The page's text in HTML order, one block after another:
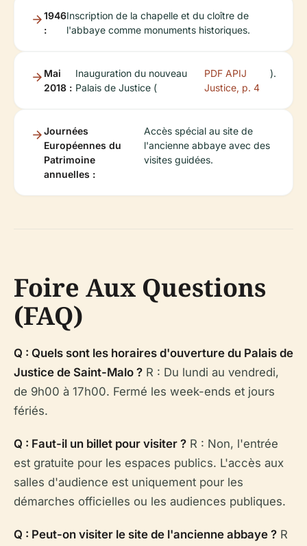
1946
:
Inscription de la chapelle et du cloître de
l'abbaye comme monuments historiques.
Mai
2018 :
Inauguration du nouveau
Palais de Justice (
PDF APIJ
Justice, p. 4
).
Journées
Européennes du
Patrimoine
annuelles :
Accès spécial au site de
l'ancienne abbaye avec des
visites guidées.
Foire Aux Questions
(FAQ)
Q : Quels sont les horaires d'ouverture du Palais de
Justice de Saint-Malo ? R : Du lundi au vendredi,
de 9h00 à 17h00. Fermé les week-ends et jours
fériés.
Q : Faut-il un billet pour visiter ? R : Non, l'entrée
est gratuite pour les espaces publics. L'accès aux
salles d'audience est uniquement pour les
démarches officielles ou les audiences publiques.
Q : Peut-on visiter le site de l'ancienne abbaye ? R